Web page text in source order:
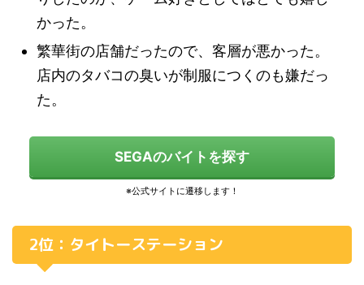
かった。
繁華街の店舗だったので、客層が悪かった。
店内のタバコの臭いが制服につくのも嫌だっ
た。
SEGAのバイトを探す
2位：タイトーステーション